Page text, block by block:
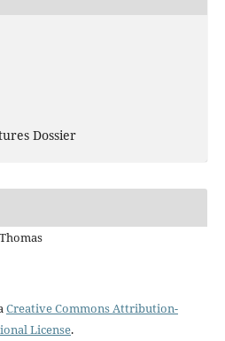
Dossier
Creative Commons Attribution-
License.